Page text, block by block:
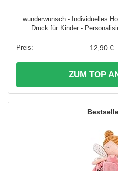
wunderwunsch - Individuelles
Druck für Kinder -
12,90 €
ZUM TOP